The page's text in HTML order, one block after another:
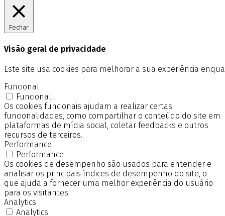
Fechar
Visão geral de privacidade
Este site usa cookies para melhorar a sua experiência
Funcional
Funcional
Os cookies funcionais ajudam a realizar certas
funcionalidades, como compartilhar o conteúdo do site em
plataformas de mídia social, coletar feedbacks e outros
recursos de terceiros.
Performance
Performance
Os cookies de desempenho são usados para entender e
analisar os principais índices de desempenho do site, o
que ajuda a fornecer uma melhor experiência do usuário
para os visitantes.
Analytics
Analytics